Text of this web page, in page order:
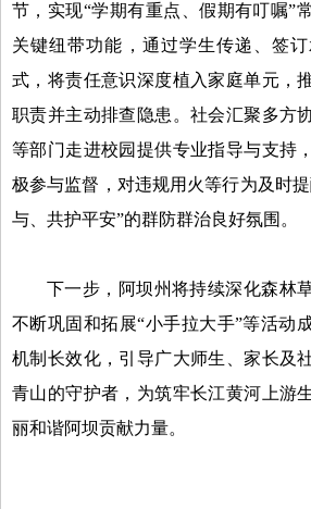
节，实现“学期有重点、假期有叮嘱”
关键纽带功能，通过学生传递、签
式，将责任意识深度植入家庭单元，
职责并主动排查隐患。社会汇聚多方
等部门走进校园提供专业指导与支持
极参与监督，对违规用火等行为及时
与、共护平安”的群防群治良好氛围。
下一步，阿坝州将持续深化森林
不断巩固和拓展“小手拉大手”等活动
机制长效化，引导广大师生、家长及
青山的守护者，为筑牢长江黄河上游
丽和谐阿坝贡献力量。